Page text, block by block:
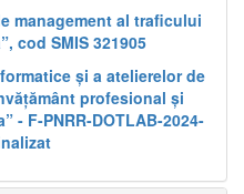
management al traficului
cod SMIS 321905
și a atelierelor de
profesional și
- F-PNRR-DOTLAB-2024-